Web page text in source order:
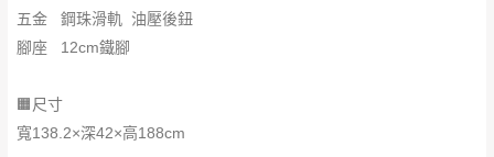
五金 鋼珠滑軌 油壓後鈕
腳座 12cm鐵腳
🟧尺寸
寬138.2×深42×高188cm